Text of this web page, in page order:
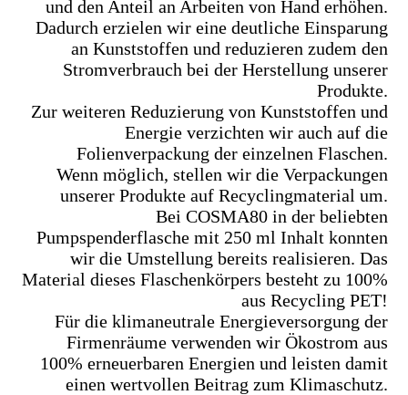
und den Anteil an Arbeiten von Hand erhöhen.
Dadurch erzielen wir eine deutliche Einsparung
an Kunststoffen und reduzieren zudem den
Stromverbrauch bei der Herstellung unserer
Produkte.
Zur weiteren Reduzierung von Kunststoffen und
Energie verzichten wir auch auf die
Folienverpackung der einzelnen Flaschen.
Wenn möglich, stellen wir die Verpackungen
unserer Produkte auf Recyclingmaterial um.
Bei COSMA80 in der beliebten
Pumpspenderflasche mit 250 ml Inhalt konnten
wir die Umstellung bereits realisieren. Das
Material dieses Flaschenkörpers besteht zu 100%
aus Recycling PET!
Für die klimaneutrale Energieversorgung der
Firmenräume verwenden wir Ökostrom aus
100% erneuerbaren Energien und leisten damit
einen wertvollen Beitrag zum Klimaschutz.